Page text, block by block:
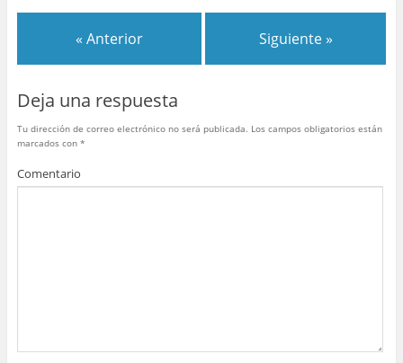
b
o
o
k
A
p
ar
tir
« Anterior Siguiente »
Deja una respuesta
Tu dirección de correo electrónico no será publicada. Los campos obligatorios están
marcados con *
Comentario